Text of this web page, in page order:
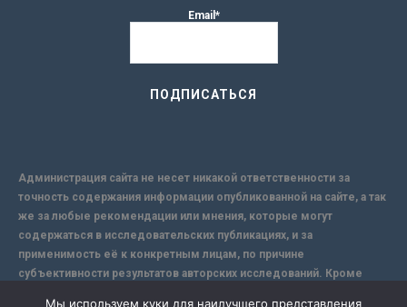
Email*
Администрация сайта не несет никакой ответственности за
точность содержания информации опубликованной на сайте, а так
же за любые рекомендации или мнения, которые могут
содержаться в исследовательских публикациях, и за
применимость её к конкретным лицам, по причине
субъективности результатов авторских исследований. Кроме
Мы используем куки для наилучшего представления